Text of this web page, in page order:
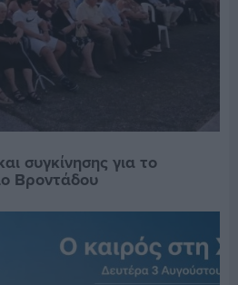
συγκίνησης για το
Βροντάδου